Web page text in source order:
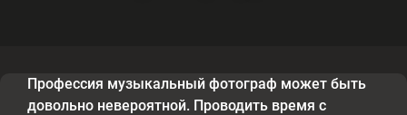
Профессия музыкальный фотограф может быть
довольно невероятной. Проводить время с